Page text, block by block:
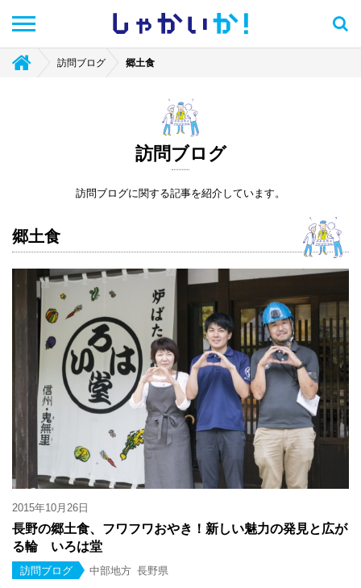
しゃかい か！
訪問ブログ 郷土食
訪問ブログ
訪問ブログに関する記事を紹介しています。
郷土食
2015年10月26日
長野の郷土食、フワフワおやき！新しい魅力の発見と広が
る輪 いろは堂
訪問ブログ 中部地方 長野県